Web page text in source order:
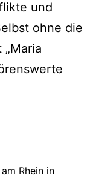
s
und
ohne die
Rhein in